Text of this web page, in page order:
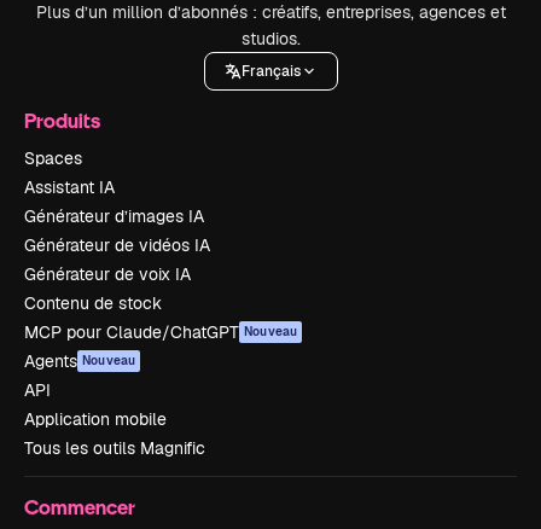
Plus d’un million d’abonnés : créatifs, entreprises, agences et
studios.
Français
Produits
Spaces
Assistant IA
Générateur d’images IA
Générateur de vidéos IA
Générateur de voix IA
Contenu de stock
MCP pour Claude/ChatGPT Nouveau
Agents Nouveau
API
Application mobile
Tous les outils Magnific
Commencer